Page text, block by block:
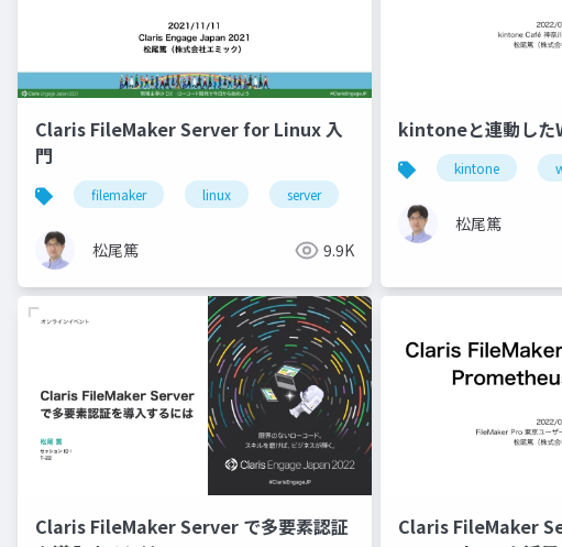
Claris FileMaker Server for Linux 入
門
filemaker linux server
松尾篤 9.9K
kintoneと連動した
kintone
松尾篤
Claris FileMaker Server で多要素認証
Claris FileMaker